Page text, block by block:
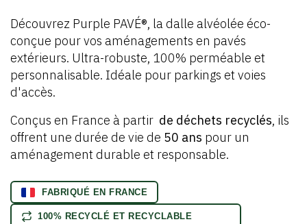
Découvrez Purple PAVÉ®, la dalle alvéolée éco-
conçue pour vos aménagements en pavés
extérieurs. Ultra-robuste, 100% perméable et
personnalisable. Idéale pour parkings et voies
d'accès.
Conçus en France à partir de déchets recyclés, ils
offrent une durée de vie de 50 ans pour un
aménagement durable et responsable.
FABRIQUÉ EN FRANCE
100% RECYCLÉ ET RECYCLABLE